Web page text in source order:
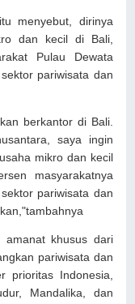
menyebut, dirinya
dan kecil di Bali,
Pulau Dewata
pariwisata dan
berkantor di Bali.
saya ingin
mikro dan kecil
masyarakatnya
pariwisata dan
amanat khusus dari
pariwisata dan
prioritas Indonesia,
Mandalika, dan